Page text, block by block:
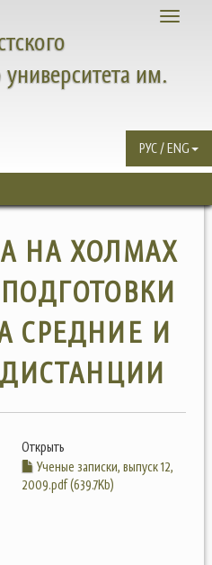
Toggle
университета им.
РУС / ENG
НА ХОЛМАХ
СРЕДНИЕ И
Открыть
Ученые записки, выпуск 12,
2009.pdf (639.7Kb)